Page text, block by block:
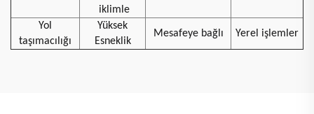
iklimle
Yol
taşımacılığı
Yüksek
Esneklik
Mesafeye bağlı Yerel işlemler